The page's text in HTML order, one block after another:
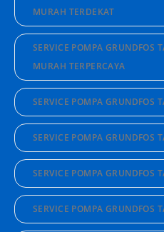
MURAH TERDEKAT
SERVICE POMPA GRUNDFOS
MURAH TERPERCAYA
SERVICE POMPA GRUNDFOS
SERVICE POMPA GRUNDFOS
SERVICE POMPA GRUNDFOS
SERVICE POMPA GRUNDFOS